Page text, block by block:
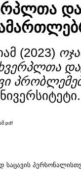
(2023)
საცავის